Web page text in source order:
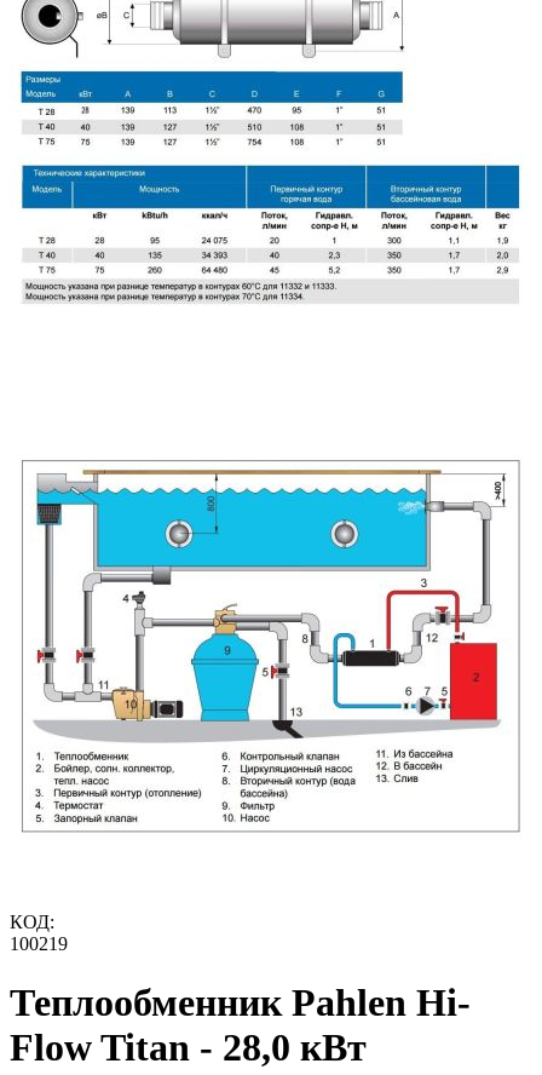
КОД:
100219
Теплообменник Pahlen Hi-
Flow Titan - 28,0 кВт